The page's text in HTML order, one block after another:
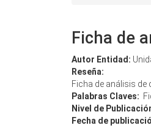
Ficha de
Autor Entidad:
Reseña:
Ficha de análisis de
Palabras Claves:
Nivel de
Fecha de